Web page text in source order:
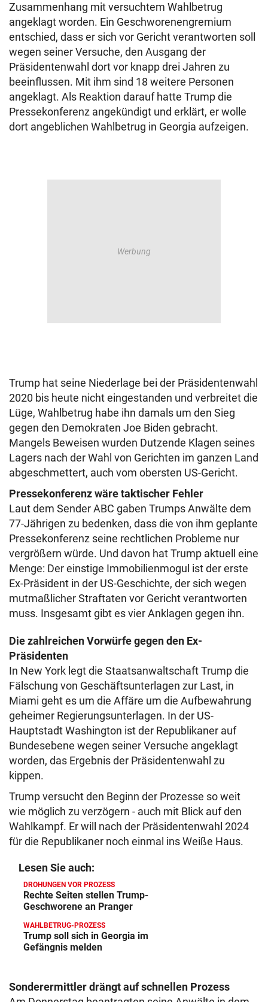
Zusammenhang mit versuchtem Wahlbetrug
angeklagt worden. Ein Geschworenengremium
entschied, dass er sich vor Gericht verantworten soll
wegen seiner Versuche, den Ausgang der
Präsidentenwahl dort vor knapp drei Jahren zu
beeinflussen. Mit ihm sind 18 weitere Personen
angeklagt. Als Reaktion darauf hatte Trump die
Pressekonferenz angekündigt und erklärt, er wolle
dort angeblichen Wahlbetrug in Georgia aufzeigen.
Trump hat seine Niederlage bei der Präsidentenwahl
2020 bis heute nicht eingestanden und verbreitet die
Lüge, Wahlbetrug habe ihn damals um den Sieg
gegen den Demokraten Joe Biden gebracht.
Mangels Beweisen wurden Dutzende Klagen seines
Lagers nach der Wahl von Gerichten im ganzen Land
abgeschmettert, auch vom obersten US-Gericht.
Pressekonferenz wäre taktischer Fehler
Laut dem Sender ABC gaben Trumps Anwälte dem
77-Jährigen zu bedenken, dass die von ihm geplante
Pressekonferenz seine rechtlichen Probleme nur
vergrößern würde. Und davon hat Trump aktuell eine
Menge: Der einstige Immobilienmogul ist der erste
Ex-Präsident in der US-Geschichte, der sich wegen
mutmaßlicher Straftaten vor Gericht verantworten
muss. Insgesamt gibt es vier Anklagen gegen ihn.
Die zahlreichen Vorwürfe gegen den Ex-
Präsidenten
In New York legt die Staatsanwaltschaft Trump die
Fälschung von Geschäftsunterlagen zur Last, in
Miami geht es um die Affäre um die Aufbewahrung
geheimer Regierungsunterlagen. In der US-
Hauptstadt Washington ist der Republikaner auf
Bundesebene wegen seiner Versuche angeklagt
worden, das Ergebnis der Präsidentenwahl zu
kippen.
Trump versucht den Beginn der Prozesse so weit
wie möglich zu verzögern - auch mit Blick auf den
Wahlkampf. Er will nach der Präsidentenwahl 2024
für die Republikaner noch einmal ins Weiße Haus.
Lesen Sie auch:
DROHUNGEN VOR PROZESS
Rechte Seiten stellen Trump-
Geschworene an Pranger
WAHLBETRUG-PROZESS
Trump soll sich in Georgia im
Gefängnis melden
Sonderermittler drängt auf schnellen Prozess